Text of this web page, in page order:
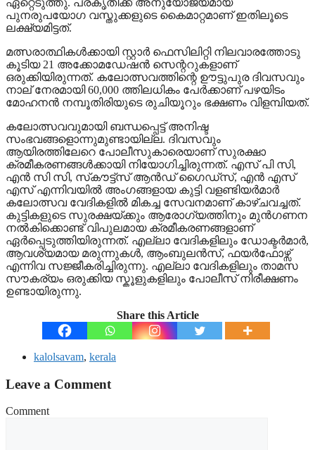
പുനരുപയോഗ വസ്തുക്കളുടെ കൈമാറ്റമാണ് ഇതിലൂടെ
ലക്ഷ്യമിട്ടത്.
മത്സരാത്ഥികൾക്കായി സ്റ്റാർ ഫെസിലിറ്റി നിലവാരത്തോടു
കൂടിയ 21 അക്കോമഡേഷൻ സെന്ററുകളാണ്
ഒരുക്കിയിരുന്നത്. കലോത്സവത്തിന്റെ ഊട്ടുപുര ദിവസവും
നാല് നേരമായി 60,000 ത്തിലധികം പേർക്കാണ് പഴയിടം
മോഹനൻ നമ്പൂതിരിയുടെ രുചിയൂറും ഭക്ഷണം വിളമ്പിയത്.
കലോത്സവവുമായി ബന്ധപ്പെട്ട് അനിഷ്ട
സംഭവങ്ങളൊന്നുമുണ്ടായില്ല. ദിവസവും
ആയിരത്തിലേറെ പോലീസുകാരെയാണ് സുരക്ഷാ
ക്രമീകരണങ്ങള്‍ക്കായി നിയോഗിച്ചിരുന്നത്. എസ് പി സി,
എന്‍ സി സി, സ്‌കൗട്ട്‌സ് ആന്‍ഡ് ഗൈഡ്‌സ്, എന്‍ എസ്
എസ് എന്നിവയിൽ അംഗങ്ങളായ കുട്ടി വളണ്ടിയര്‍മാർ
കലോത്സവ വേദികളിൽ മികച്ച സേവനമാണ് കാഴ്ചവച്ചത്.
കുട്ടികളുടെ സുരക്ഷയ്ക്കും ആരോഗ്യത്തിനും മുൻഗണന
നൽകിക്കൊണ്ട് വിപുലമായ ക്രമീകരണങ്ങളാണ്
ഏർപ്പെടുത്തിയിരുന്നത്. എല്ലാ വേദികളിലും ഡോക്ടർമാർ,
ആവശ്യമായ മരുന്നുകൾ, ആംബുലൻസ്, ഫയർഫോഴ്സ്
എന്നിവ സജ്ജീകരിച്ചിരുന്നു. എല്ലാ വേദികളിലും താമസ
സൗകര്യം ഒരുക്കിയ സ്കൂളുകളിലും പോലീസ് നിരീക്ഷണം
ഉണ്ടായിരുന്നു.
Share this Article
kalolsavam, kerala
Leave a Comment
Comment